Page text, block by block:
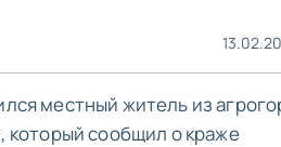
местный житель из
который сообщил о краже